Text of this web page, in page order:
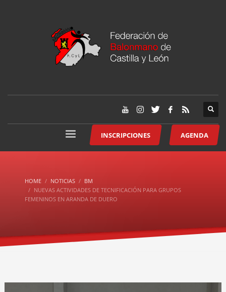
INSCRIPCIONES AGENDA
HOME NOTICIAS
BM
NUEVAS ACTIVIDADES DE TECNIFICACIÓN PARA GRUPOS
FEMENINOS EN ARANDA DE DUERO